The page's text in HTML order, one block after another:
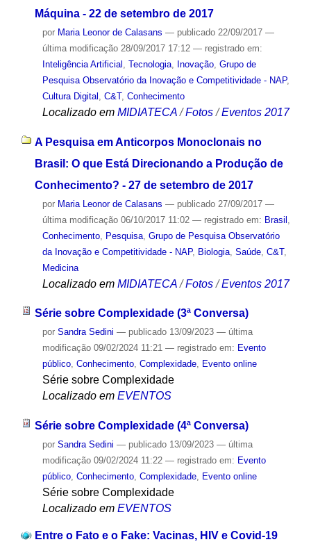
Máquina - 22 de setembro de 2017
por Maria Leonor de Calasans — publicado22/09/2017 —
última modificação28/09/2017 17:12 — registrado em:
Inteligência Artificial , Tecnologia, Inovação, Grupo de
Pesquisa Observatório da Inovação e Competitividade - NAP,
Cultura Digital , C&T, Conhecimento
Localizado em MIDIATECA /Fotos /Eventos 2017
A Pesquisa em Anticorpos Monoclonais no
Brasil: O que Está Direcionando a Produção de
Conhecimento? - 27 de setembro de 2017
por Maria Leonor de Calasans — publicado27/09/2017 —
última modificação06/10/2017 11:02 — registrado em: Brasil
Conhecimento, Pesquisa, Grupo de Pesquisa Observatório
da Inovação e Competitividade - NAP, Biologia, Saúde, C&T,
Medicina
Localizado em MIDIATECA /Fotos /Eventos 2017
Série sobre Complexidade (3ª Conversa)
por Sandra Sedini — publicado13/09/2023 — última
modificação09/02/2024 11:21 — registrado em: Evento
público, Conhecimento, Complexidade, Evento online
Série sobre Complexidade
Localizado em EVENTOS
Série sobre Complexidade (4ª Conversa)
por Sandra Sedini — publicado13/09/2023 — última
modificação09/02/2024 11:22 — registrado em: Evento
público, Conhecimento, Complexidade, Evento online
Série sobre Complexidade
Localizado em EVENTOS
Entre o Fato e o Fake: Vacinas, HIV e Covid-19